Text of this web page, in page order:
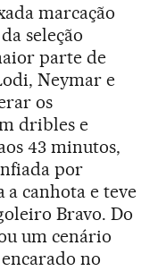
marcação
seleção
parte de
Neymar e
os
dribles e
43 minutos,
por
canhota e teve
Bravo. Do
um cenário
no